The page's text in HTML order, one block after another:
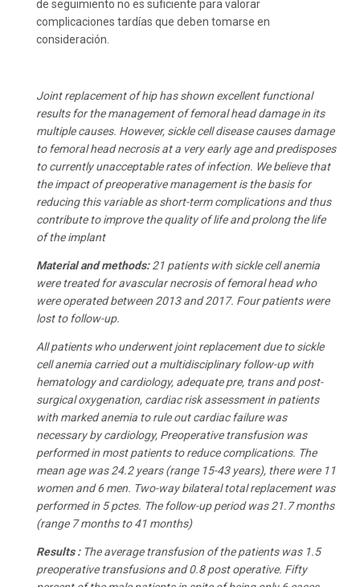
de seguimiento no es suficiente para valorar
complicaciones tardías que deben tomarse en
consideración.
Joint replacement of hip has shown excellent functional
results for the management of femoral head damage in its
multiple causes. However, sickle cell disease causes damage
to femoral head necrosis at a very early age and predisposes
to currently unacceptable rates of infection. We believe that
the impact of preoperative management is the basis for
reducing this variable as short-term complications and thus
contribute to improve the quality of life and prolong the life
of the implant
Material and methods:21 patients with sickle cell anemia
were treated for avascular necrosis of femoral head who
were operated between 2013 and 2017. Four patients were
lost to follow-up.
All patients who underwent joint replacement due to sickle
cell anemia carried out a multidisciplinary follow-up with
hematology and cardiology, adequate pre, trans and post-
surgical oxygenation, cardiac risk assessment in patients
with marked anemia to rule out cardiac failure was
necessary by cardiology, Preoperative transfusion was
performed in most patients to reduce complications. The
mean age was 24.2 years (range 15-43 years), there were 11
women and 6 men. Two-way bilateral total replacement was
performed in 5 pctes. The follow-up period was 21.7 months
(range 7 months to 41 months)
Results : The average transfusion of the patients was 1.5
preoperative transfusions and 0.8 post operative. Fifty